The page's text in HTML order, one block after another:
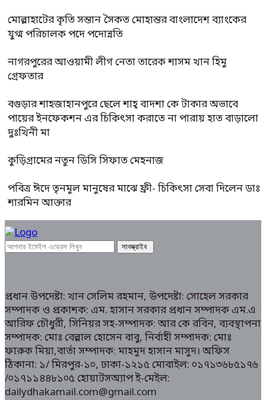
মোল্লাহাটের কৃতি সন্তান সৈকত মোহান্তর বাংলাদেশ ব্যাংকের
যুগ্ম পরিচালক পদে পদোন্নতি
নাগরপুরের আওয়ামী লীগ নেতা তারেক শাসম খান হিমু
গ্রেফতার
বগুড়ার শাহজাহানপুরে ছেলে শাহ্ বাদশা কে টাকার অভাবে
পায়ের ইনফেকশন এর চিকিৎসা করাতে না পারায় হাত বাড়ালো
দুঃখিনী মা
কুড়িগ্রামের নতুন ডিসি সিফাত মেহনাজ
পবিত্র ঈদে তৃনমুল মানুষের মাঝে ফ্রী- চিকিৎসা সেবা দিলেন ডাঃ
শারমিন আক্তার
প্রধান উপদেষ্টা: খান সেলিম রহমান, উপদেষ্টা: সোহেল সরকার
সম্পাদক ও প্রকাশক: এম. হাসান সরকার প্রধান সম্পাদক এম.এ
আরিফ চৌধুরী, সিনিয়র সহ-সম্পাদক: আর কে রবিন, ব্যবস্থাপনা
সম্পাদক: মোঃ বেল্লাল হোসেন বাবু, নির্বাহী সম্পাদক: মোঃ
ফারুক মিয়া,বার্তা সম্পাদক: মাহমুদ হাসান মাসুদ। অফিস
ঠিকানা: ১/ মিরপুর-১০, ঢাকা-১২১৫ মোবাইল: ০১৭১৩৬৮৫১৭৬
/০১৭১১৪৪৮১০৫ হোয়াটসঅ্যাপ ই-মেইল:
dailydhakamail.com@gmail.com